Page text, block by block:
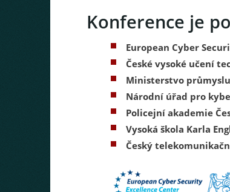
Konference je
European Cyber
České vysoké učení
Ministerstvo
Národní úřad pro
Policejní akademie
Vysoká škola Karla
Český